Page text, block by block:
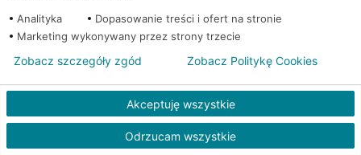
Tarnowskie Góry, Zagórska 187
Tarnowskie Góry, Zagórska 222
Tarnowskie Góry, Zagórska 83
Tarnowskie Góry, Zamkowa 1
Analityka
Dopasowanie treści i ofert na stronie
Marketing wykonywany przez strony trzecie
Akceptuję wszystkie
Odrzucam wszystkie
Zobacz szczegóły zgód Zobacz Politykę Cookies